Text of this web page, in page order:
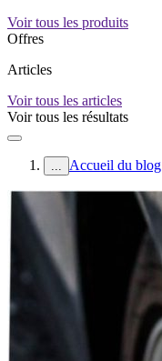
Voir tous les produits
Offres
Articles
Voir tous les articles
Voir tous les résultats
... Accueil du blog